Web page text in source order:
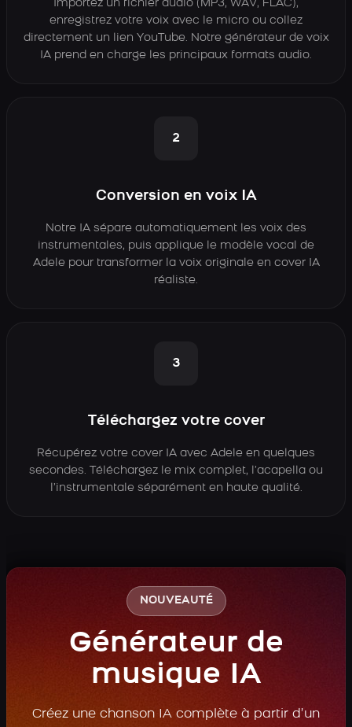
Importez un fichier audio (MP3, WAV, FLAC),
enregistrez votre voix avec le micro ou collez
directement un lien YouTube. Notre générateur de voix
IA prend en charge les principaux formats audio.
2
Conversion en voix IA
Notre IA sépare automatiquement les voix des
instrumentales, puis applique le modèle vocal de
Adele pour transformer la voix originale en cover IA
réaliste.
3
Téléchargez votre cover
Récupérez votre cover IA avec Adele en quelques
secondes. Téléchargez le mix complet, l’acapella ou
l’instrumentale séparément en haute qualité.
NOUVEAUTÉ
Générateur de
musique IA
Créez une chanson IA complète à partir d’un